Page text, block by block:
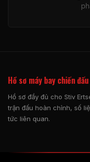
Hồ sơ máy bay chiến
Hồ sơ đầy đủ cho Stiv
trận đấu hoàn chỉnh, số
tức liên quan.